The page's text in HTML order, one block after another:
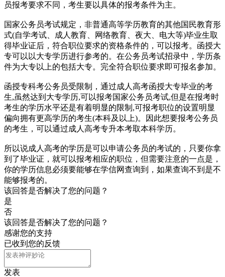
员报考要求不同，考生要以具体的报考条件为主。
国家公务员考试规定，非普通高等学历教育的其他国民教育形
式(自学考试、成人教育、网络教育、夜大、电大等)毕业生取
得毕业证后，符合职位要求的资格条件的，可以报考。函授大
专可以以大专学历进行参考的。在公务员考试招录中，学历条
件为大专以上的包括大专。完全符合职位要求即可报名参加。
函授专科考公务员受限制，通过成人高考函授大专毕业的考
生,虽然达到大专学历,可以报考国家公务员考试,但是在报考时
考生的学历水平还是有着明显的限制,可报考职位的设置明显
偏向拥有更高学历的考生(本科及以上)。因此想要报考公务员
的考生，可以通过成人高考专升本考取本科学历。
所以说成人高考的学历是可以申请公务员的考试的，只要你拿
到了毕业证，就可以报考相应的职位，但需要注意的一点是，
你的学历信息必须要能够在学信网查询到，如果查询不到是不
能够报考的。
该回答是否解决了您的问题？
是
否
该回答是否解决了您的问题？
感谢您的支持
已收到您的反馈
发表